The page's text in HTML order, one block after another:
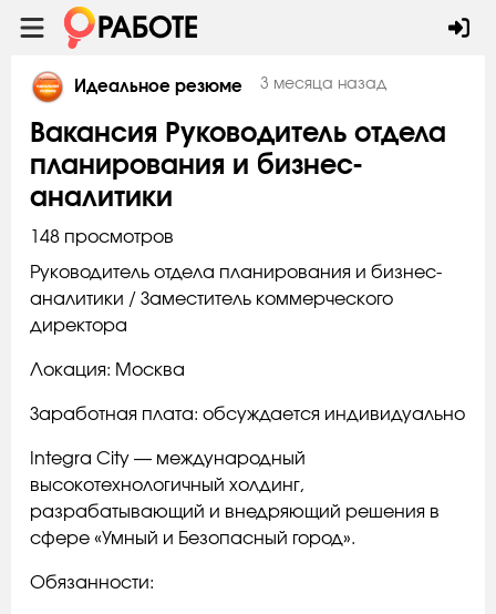
Идеальное резюме 3 месяца назад
Вакансия Руководитель отдела
планирования и бизнес-
аналитики
148 просмотров
Руководитель отдела планирования и бизнес-
аналитики / Заместитель коммерческого
директора
Локация: Москва
Заработная плата: обсуждается индивидуально
Integra City — международный
высокотехнологичный холдинг,
разрабатывающий и внедряющий решения в
сфере «Умный и Безопасный город».
Обязанности: